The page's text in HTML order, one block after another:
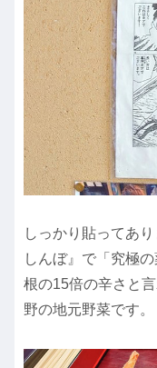
しっかり貼ってあ
しんぼ』で「究極
根の15倍の辛さと
野の地元野菜です。